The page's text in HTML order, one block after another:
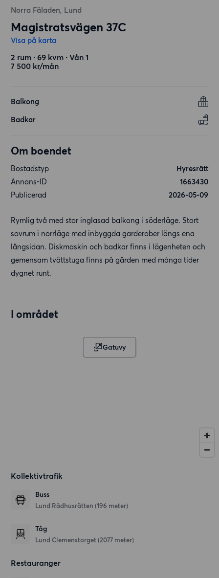
Norra Fäladen, Lund
Magistratsvägen 37C
Visa på karta
2 rum ∙ 69 kvm ∙ Vån 1
7 500 kr/mån
Balkong
Badkar
Om boendet
Bostadstyp
Hyresrätt
Annons-ID
1663430
Publicerad
2026-05-09
Rymlig två med stor inglasad balkong i söderläge. Stort
sovrum i norrläge med inbyggda garderober längs ena
långsidan. Diskmaskin och badkar finns i lägenheten och
gemensam tvättstuga finns på gården med många tider
dygnet runt.
I området
Gatuvy
Kollektivtrafik
Buss
Lund Rådhusrätten (196 meter)
Tåg
Lund Clemenstorget (2077 meter)
Restauranger